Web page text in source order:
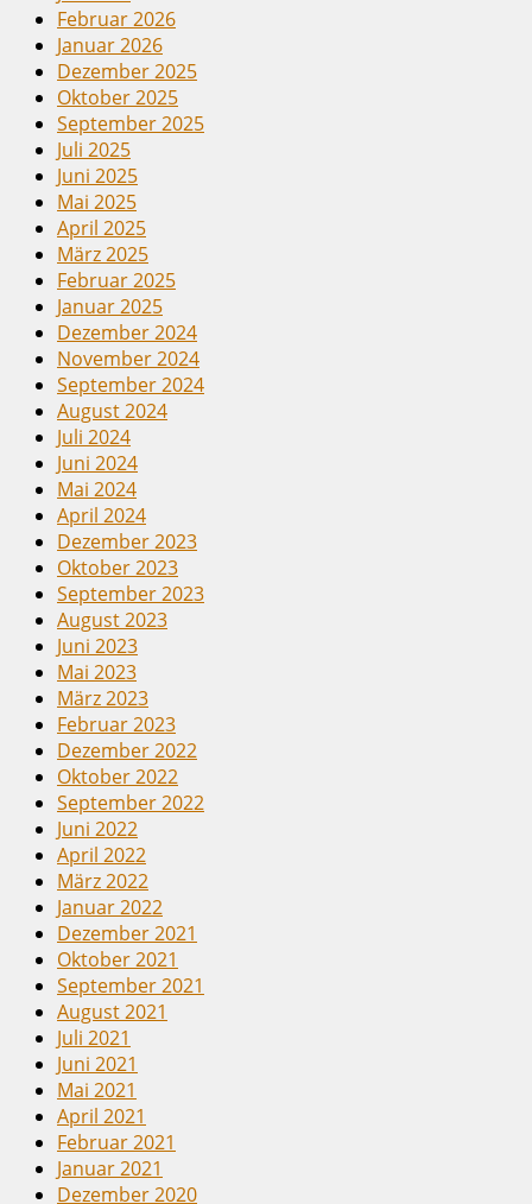
Februar 2026
Januar 2026
Dezember 2025
Oktober 2025
September 2025
Juli 2025
Juni 2025
Mai 2025
April 2025
März 2025
Februar 2025
Januar 2025
Dezember 2024
November 2024
September 2024
August 2024
Juli 2024
Juni 2024
Mai 2024
April 2024
Dezember 2023
Oktober 2023
September 2023
August 2023
Juni 2023
Mai 2023
März 2023
Februar 2023
Dezember 2022
Oktober 2022
September 2022
Juni 2022
April 2022
März 2022
Januar 2022
Dezember 2021
Oktober 2021
September 2021
August 2021
Juli 2021
Juni 2021
Mai 2021
April 2021
Februar 2021
Januar 2021
Dezember 2020